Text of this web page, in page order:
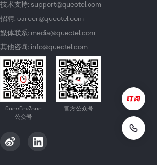
技术支持: support@quectel.com
招聘: career@quectel.com
媒体联系: media@quectel.com
其他咨询: info@quectel.com
QuecDevZone
公众号
官方公众号